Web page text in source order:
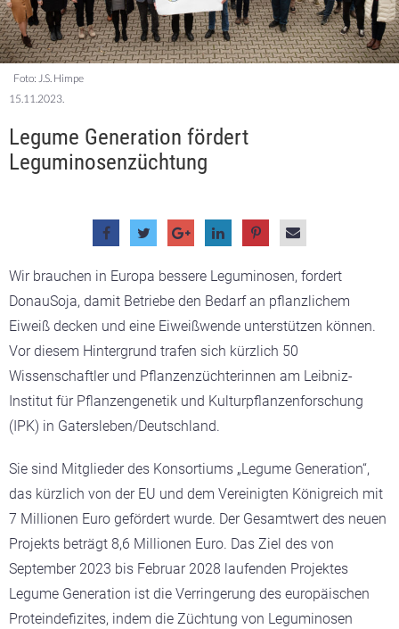
Foto: J.S. Himpe
15.11.2023.
Legume Generation fördert
Leguminosenzüchtung
Wir brauchen in Europa bessere Leguminosen, fordert
DonauSoja, damit Betriebe den Bedarf an pflanzlichem
Eiweiß decken und eine Eiweißwende unterstützen können.
Vor diesem Hintergrund trafen sich kürzlich 50
Wissenschaftler und Pflanzenzüchterinnen am Leibniz-
Institut für Pflanzengenetik und Kulturpflanzenforschung
(IPK) in Gatersleben/Deutschland.
Sie sind Mitglieder des Konsortiums „Legume Generation“,
das kürzlich von der EU und dem Vereinigten Königreich mit
7 Millionen Euro gefördert wurde. Der Gesamtwert des neuen
Projekts beträgt 8,6 Millionen Euro. Das Ziel des von
September 2023 bis Februar 2028 laufenden Projektes
Legume Generation ist die Verringerung des europäischen
Proteindefizites, indem die Züchtung von Leguminosen